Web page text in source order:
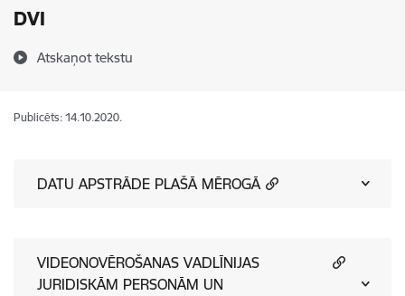
DVI
Atskaņot tekstu
Publicēts: 14.10.2020.
DATU APSTRĀDE PLAŠĀ MĒROGĀ
VIDEONOVĒROŠANAS VADLĪNIJAS
JURIDISKĀM PERSONĀM UN